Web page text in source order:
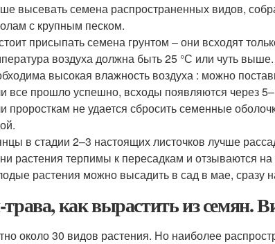
высевать семена распространенных видов,
с крупным песком.
присыпать семена грунтом – они всходят
воздуха должна быть 25 °С или чуть выше.
высокая влажность воздуха : можно
все прошло успешно, всходы появляются через
проросткам не удается сбросить семенные
в стадии 2–3 настоящих листочков лучше
растения терпимы к пересадкам и отзываются
растения можно высадить в сад в мае, сразу
как вырастить из семян.
около 30 видов растения. Но наиболее